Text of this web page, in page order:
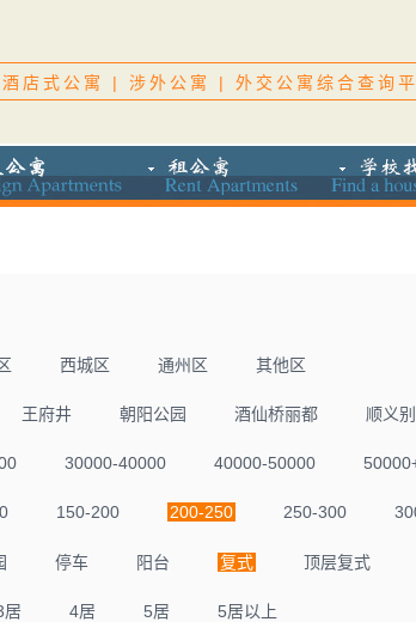
店式公寓 | 涉外公寓 | 外交公寓综合查询
西城区 通州区 其他区
王府井 朝阳公园 酒仙桥丽都 顺义
30000-40000 40000-50000
150-200 200-250 250-300
停车 阳台 复式 顶层复式
居 4居 5居 5居以上